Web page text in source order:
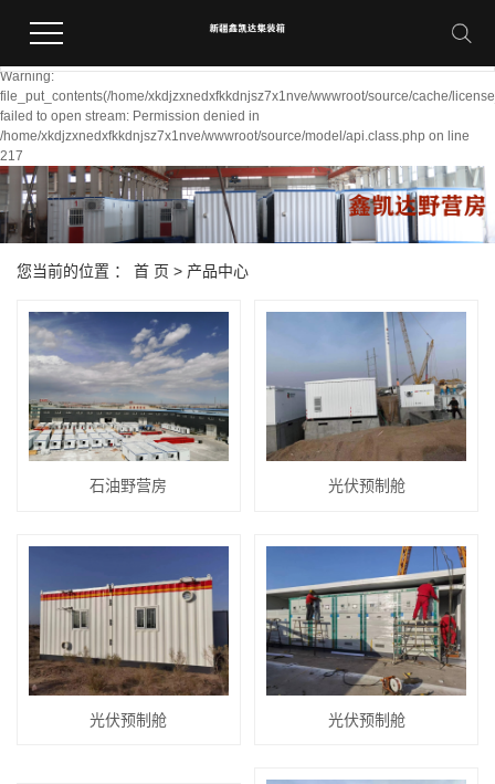
Warning:
file_put_contents(/home/xkdjzxnedxfkkdnjsz7x1nve/wwwroot/source/cache/
failed to open stream: Permission denied in
/home/xkdjzxnedxfkkdnjsz7x1nve/wwwroot/source/model/api.class.php on line
217
您当前的位置 ： 首 页 > 产品中心
石油野营房 光伏预制舱
光伏预制舱 光伏预制舱